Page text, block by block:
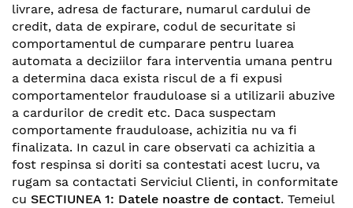
livrare, adresa de facturare, numarul cardului de
credit, data de expirare, codul de securitate si
comportamentul de cumparare pentru luarea
automata a deciziilor fara interventia umana pentru
a determina daca exista riscul de a fi expusi
comportamentelor frauduloase si a utilizarii abuzive
a cardurilor de credit etc. Daca suspectam
comportamente frauduloase, achizitia nu va fi
finalizata. In cazul in care observati ca achizitia a
fost respinsa si doriti sa contestati acest lucru, va
rugam sa contactati Serviciul Clienti, in conformitate
cu SECTIUNEA 1: Datele noastre de contact. Temeiul